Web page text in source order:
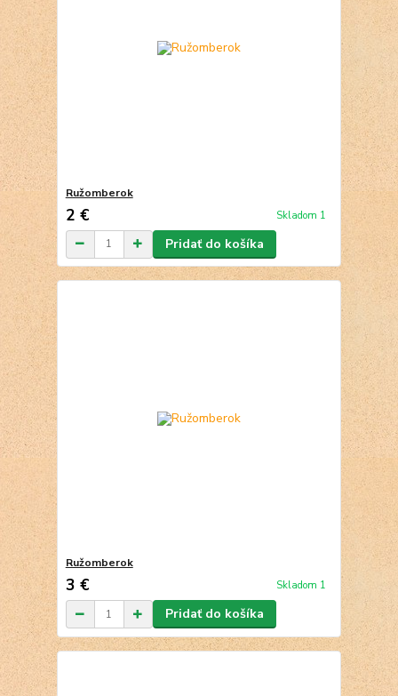
Ružomberok
2 € Skladom 1
Pridať do košíka
Ružomberok
3 € Skladom 1
Pridať do košíka